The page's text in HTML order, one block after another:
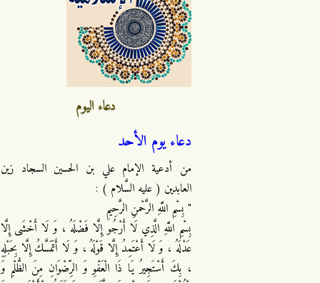
دعاء اليوم
دعاء يوم الأحد
من أدعية الإمام علي بن الحسين السجاد زين
العابدين ( عليه السَّلام ) :
" بِسْمِ اللَّهِ الرَّحْمنِ الرَّحِيمِ
بِسْمِ اللَّهِ الَّذِي لَا أَرْجُو إِلَّا فَضْلَهُ ، وَ لَا أَخْشَى إِلَّا
عَدْلَهُ ، وَ لَا أَعْتَمِدُ إِلَّا قَوْلَهُ ، وَ لَا أَتَمَسَّكُ إِلَّا بِحَبْلِهِ
، بِكَ أَسْتَجِيرُ يَا ذَا الْعَفْوِ وَ الرِّضْوَانِ مِنَ الظُّلْمِ وَ